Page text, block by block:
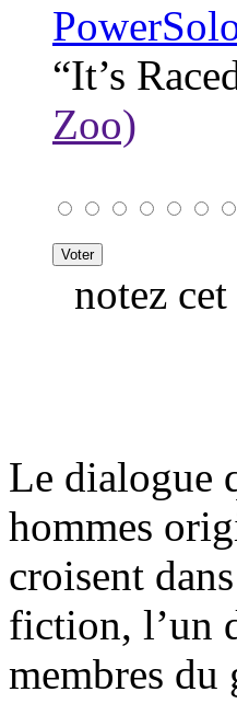
“It’s
Zoo)
notez
Le dialogue
hommes
croisent
fiction, l’un
membres